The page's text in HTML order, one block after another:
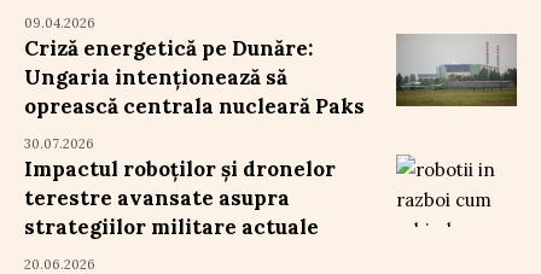
09.04.2026
Criză energetică pe Dunăre:
Ungaria intenționează să
oprească centrala nucleară Paks
30.07.2026
Impactul roboților și dronelor
terestre avansate asupra
strategiilor militare actuale
20.06.2026